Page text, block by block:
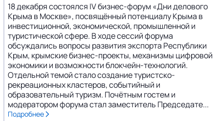
18 декабря состоялся IV бизнес-форум «Дни делового
Крыма в Москве», посвящённый потенциалу Крыма в
инвестиционной, экономической, промышленной и
туристической сфере. В ходе сессий форума
обсуждались вопросы развития экспорта Республики
Крым, крымские бизнес-проекты, механизмы цифровой
экономики и возможности блокчейн-технологий.
Отдельной темой стало создание туристско-
рекреационных кластеров, событийный и
образовательный туризм. Почётным гостем и
модератором форума стал заместитель Председате...
Подробнее